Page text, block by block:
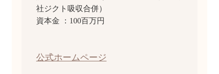
社ジクト吸収合併）
資本金 ：100百万円
公式ホームページ